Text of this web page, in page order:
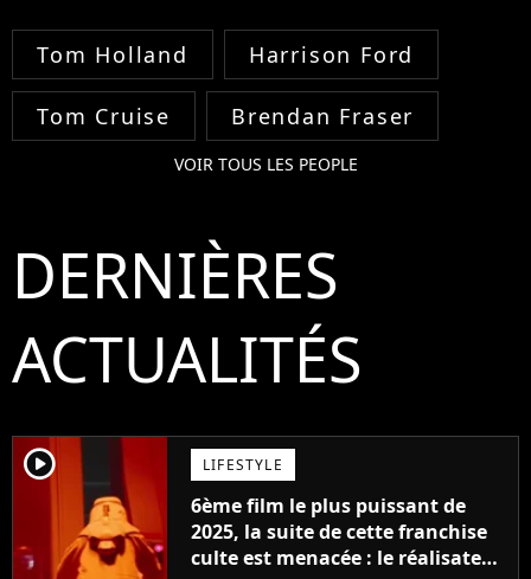
Tom Holland Harrison Ford
Tom Cruise Brendan Fraser
VOIR TOUS LES PEOPLE
DERNIÈRES
ACTUALITÉS
player2 LIFESTYLE
6ème film le plus puissant de
2025, la suite de cette franchise
culte est menacée : le réalisateur